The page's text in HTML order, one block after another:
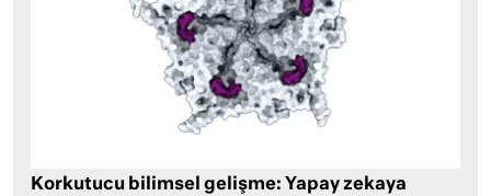
Korkutucu bilimsel gelişme: Yapay zekaya